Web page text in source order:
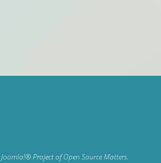
Joomla!®Project ofOpen Source Matters.